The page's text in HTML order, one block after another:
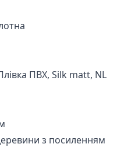
ПВХ, Silk matt, NL
з посиленням